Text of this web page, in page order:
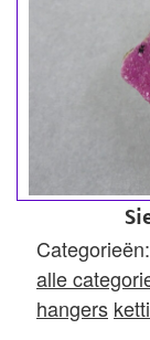
Categorieën:
alle
hangers